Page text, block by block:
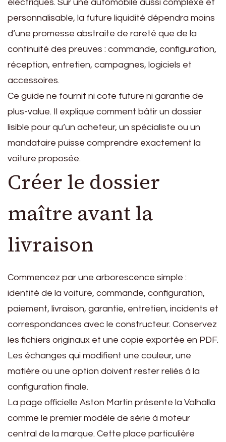
électriques. Sur une automobile aussi complexe et
personnalisable, la future liquidité dépendra moins
d’une promesse abstraite de rareté que de la
continuité des preuves : commande, configuration,
réception, entretien, campagnes, logiciels et
accessoires.
Ce guide ne fournit ni cote future ni garantie de
plus-value. Il explique comment bâtir un dossier
lisible pour qu’un acheteur, un spécialiste ou un
mandataire puisse comprendre exactement la
voiture proposée.
Créer le dossier
maître avant la
livraison
Commencez par une arborescence simple :
identité de la voiture, commande, configuration,
paiement, livraison, garantie, entretien, incidents et
correspondances avec le constructeur. Conservez
les fichiers originaux et une copie exportée en PDF.
Les échanges qui modifient une couleur, une
matière ou une option doivent rester reliés à la
configuration finale.
La page officielle Aston Martin présente la Valhalla
comme le premier modèle de série à moteur
central de la marque. Cette place particulière